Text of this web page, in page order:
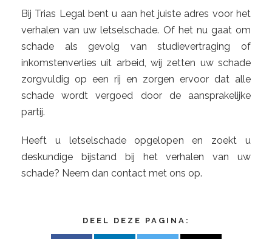
Bij Trias Legal bent u aan het juiste adres voor het
verhalen van uw letselschade. Of het nu gaat om
schade als gevolg van studievertraging of
inkomstenverlies uit arbeid, wij zetten uw schade
zorgvuldig op een rij en zorgen ervoor dat alle
schade wordt vergoed door de aansprakelijke
partij.
Heeft u letselschade opgelopen en zoekt u
deskundige bijstand bij het verhalen van uw
schade? Neem dan contact met ons op.
DEEL DEZE PAGINA: